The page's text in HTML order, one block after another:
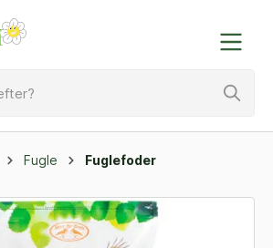
Fugle Fuglefoder